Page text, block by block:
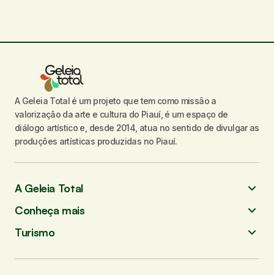
A Geleia Total é um projeto que tem como missão a
valorização da arte e cultura do Piauí, é um espaço de
diálogo artístico e, desde 2014, atua no sentido de divulgar as
produções artísticas produzidas no Piauí.
A Geleia Total
Conheça mais
Turismo